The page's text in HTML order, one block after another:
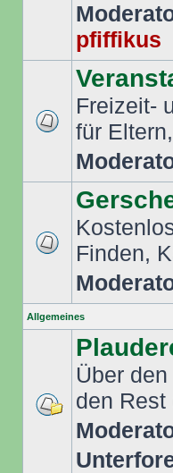
pfiffikus
Freizeit-
für
Finden,
Allgemeines
Über
den Rest